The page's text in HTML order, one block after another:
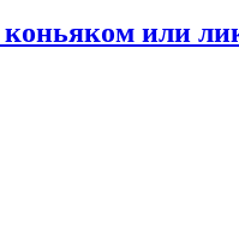
коньяком или